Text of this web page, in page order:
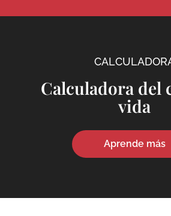
Calculadora del
vida
Aprende más